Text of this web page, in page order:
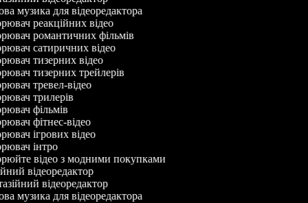
музика для відеоредактора
реакційних відео
романтичних фільмів
сатиричних відео
тизерних відео
тизерних трейлерів
тревел-відео
трилерів
фільмів
фітнес-відео
ігрових відео
інтро
відео з модними покупками
відеоредактор
відеоредактор
музика для відеоредактора